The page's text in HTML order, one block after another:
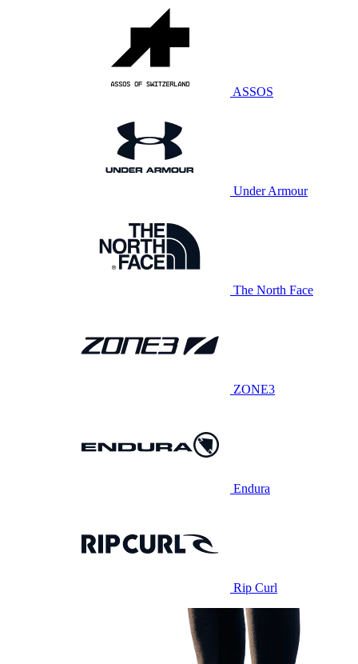
ASSOS
Under Armour
The North Face
ZONE3
Endura
Rip Curl